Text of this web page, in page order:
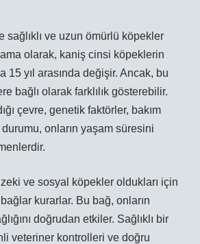
sağlıklı ve uzun ömürlü köpekler
olarak, kaniş cinsi köpeklerin
15 yıl arasında değişir. Ancak, bu
bağlı olarak farklılık gösterebilir.
çevre, genetik faktörler, bakım
durumu, onların yaşam süresini
ve sosyal köpekler oldukları için
kurarlar. Bu bağ, onların
doğrudan etkiler. Sağlıklı bir
veteriner kontrolleri ve doğru